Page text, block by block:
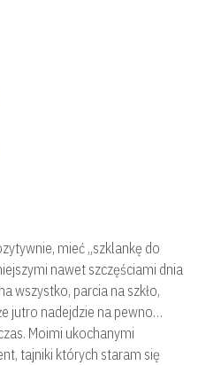
mieć „szklankę do
nawet szczęściami dnia
wszystko, parcia na szkło,
jutro nadejdzie na pewno…
Moimi ukochanymi
tajniki których staram się